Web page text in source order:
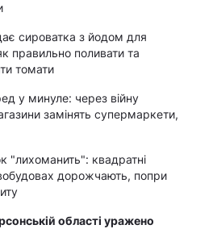
сироватка з йодом для
правильно поливати та
томати
у минуле: через війну
замінять супермаркети,
"лихоманить": квадратні
дорожчають, попри
області уражено